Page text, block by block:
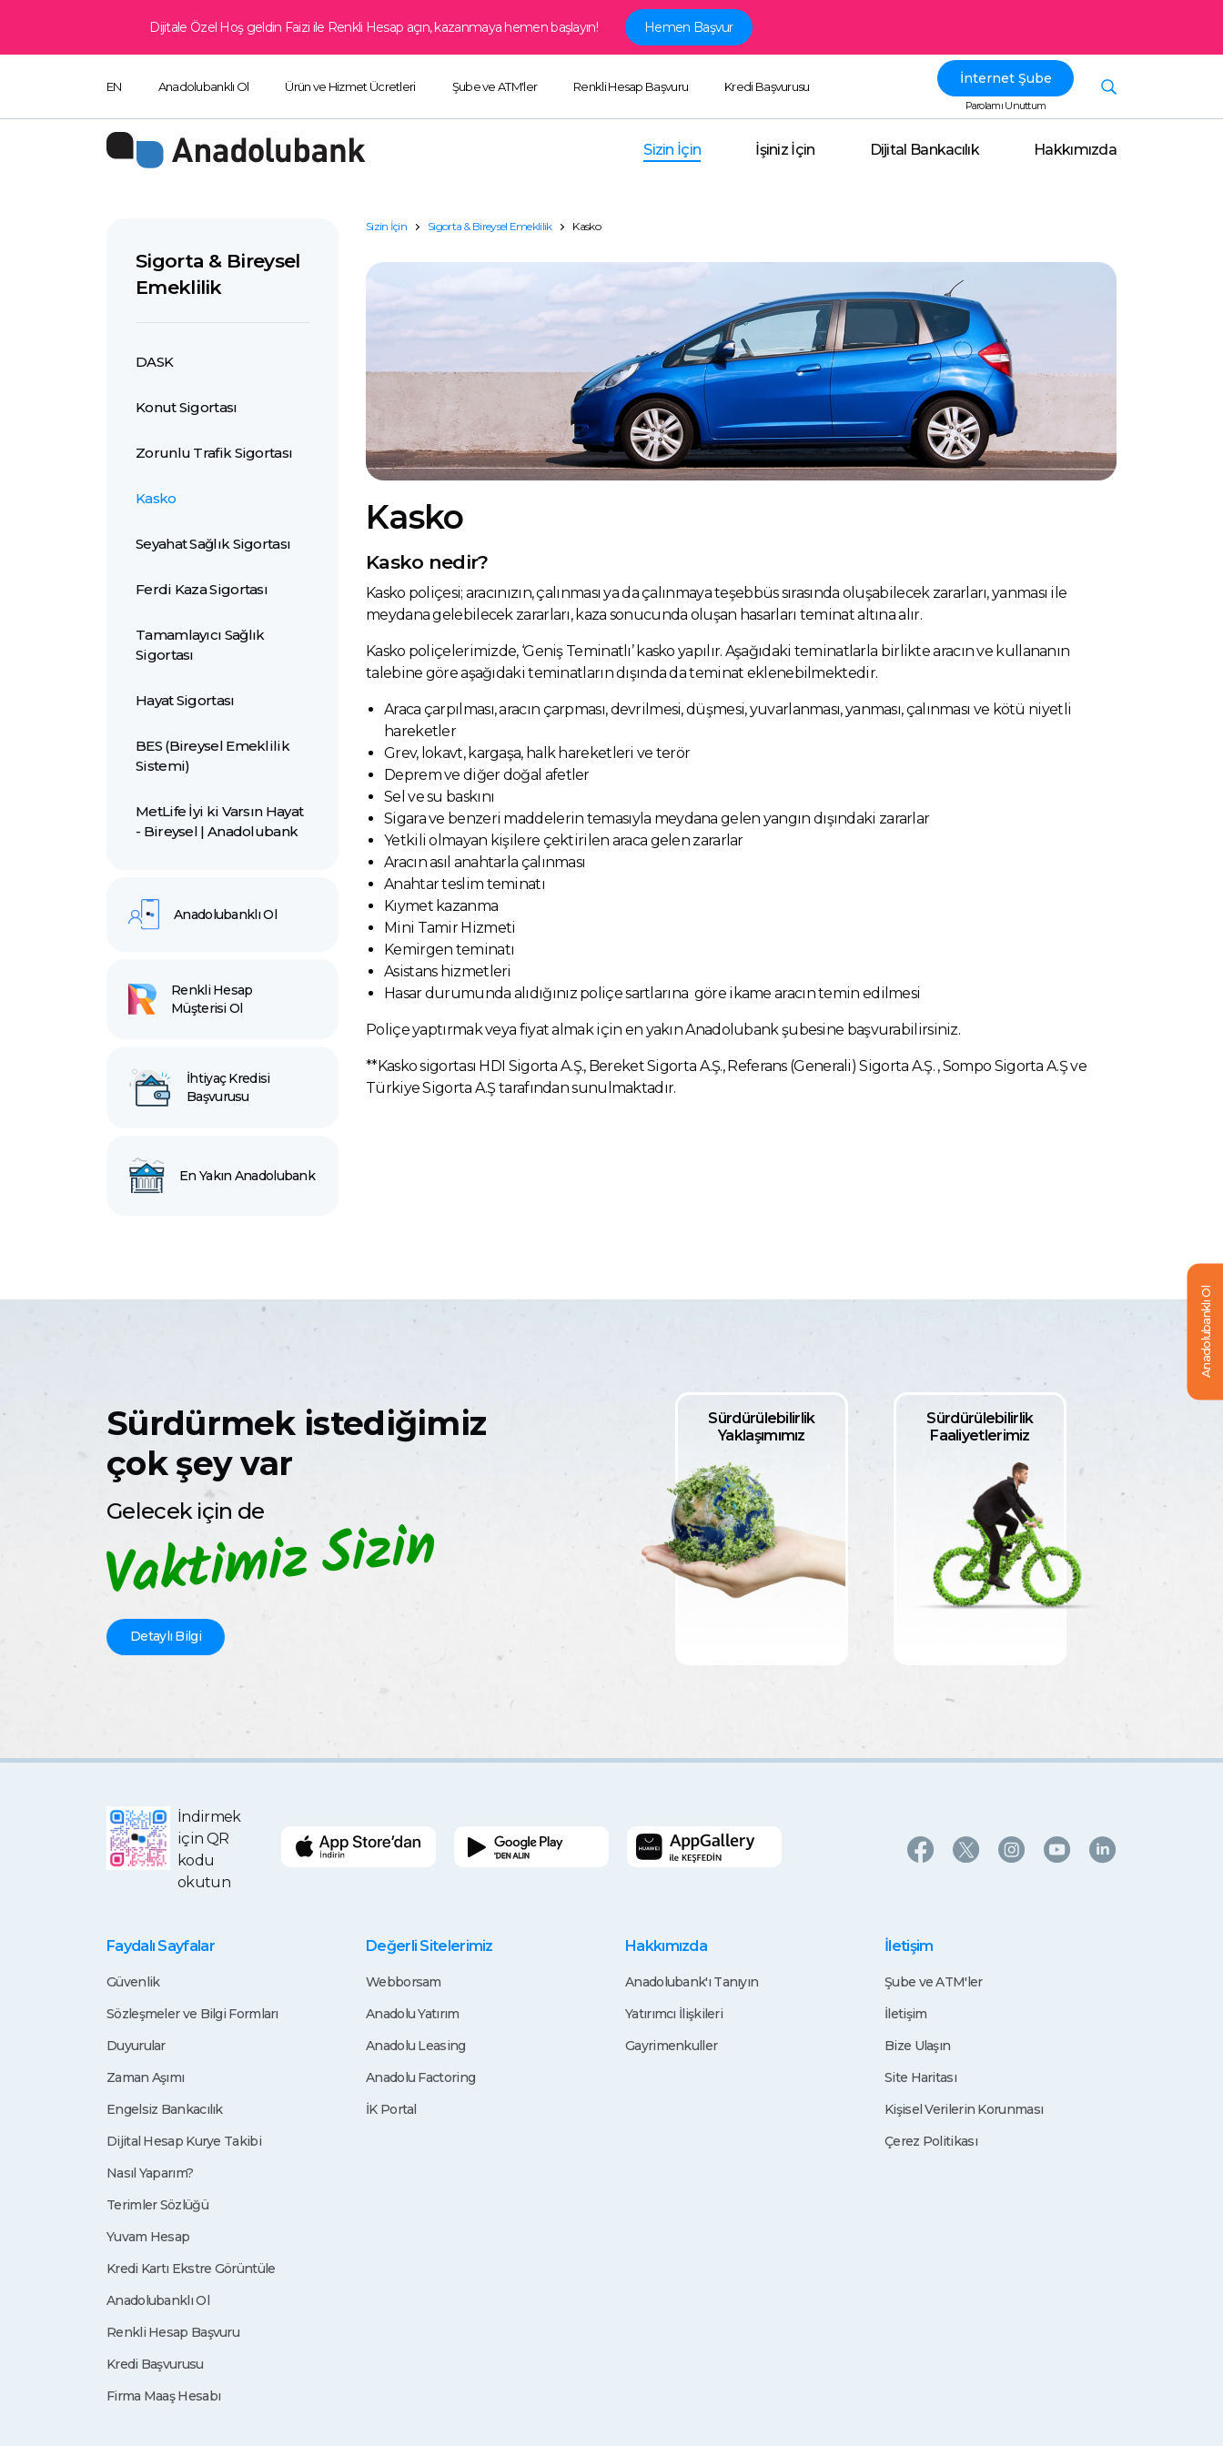
Dijitale Özel Hoş geldin Faizi ile Renkli Hesap açın, kazanmaya hemen başlayın! Hemen Başvur
EN Anadolubanklı Ol Ürün ve Hizmet Ücretleri Şube ve ATM'ler Renkli Hesap Başvuru Kredi Başvurusu
İnternet Şube
Parolamı Unuttum
Sizin İçin İşiniz İçin Dijital Bankacılık Hakkımızda
Sigorta & Bireysel
Emeklilik
DASK
Konut Sigortası
Zorunlu Trafik Sigortası
Kasko
Seyahat Sağlık Sigortası
Ferdi Kaza Sigortası
Tamamlayıcı Sağlık
Sigortası
Hayat Sigortası
BES (Bireysel Emeklilik
Sistemi)
MetLife İyi ki Varsın Hayat
- Bireysel | Anadolubank
Anadolubanklı Ol
Renkli Hesap
Müşterisi Ol
İhtiyaç Kredisi
Başvurusu
En Yakın Anadolubank
Sizin İçin Sigorta & Bireysel Emeklilik Kasko
Kasko
Kasko nedir?
Kasko poliçesi; aracınızın, çalınması ya da çalınmaya teşebbüs sırasında oluşabilecek zararları, yanması ile
meydana gelebilecek zararları, kaza sonucunda oluşan hasarları teminat altına alır.
Kasko poliçelerimizde, ‘Geniş Teminatlı’ kasko yapılır. Aşağıdaki teminatlarla birlikte aracın ve kullananın
talebine göre aşağıdaki teminatların dışında da teminat eklenebilmektedir.
Araca çarpılması, aracın çarpması, devrilmesi, düşmesi, yuvarlanması, yanması, çalınması ve kötü niyetli
hareketler
Grev, lokavt, kargaşa, halk hareketleri ve terör
Deprem ve diğer doğal afetler
Sel ve su baskını
Sigara ve benzeri maddelerin temasıyla meydana gelen yangın dışındaki zararlar
Yetkili olmayan kişilere çektirilen araca gelen zararlar
Aracın asıl anahtarla çalınması
Anahtar teslim teminatı
Kıymet kazanma
Mini Tamir Hizmeti
Kemirgen teminatı
Asistans hizmetleri
Hasar durumunda alıdığınız poliçe sartlarına göre ikame aracın temin edilmesi
Poliçe yaptırmak veya fiyat almak için en yakın Anadolubank şubesine başvurabilirsiniz.
**Kasko sigortası HDI Sigorta A.Ş., Bereket Sigorta A.Ş., Referans (Generali) Sigorta A.Ş. , Sompo Sigorta A.Ş ve
Türkiye Sigorta A.Ş tarafından sunulmaktadır.
Sürdürmek istediğimiz
çok şey var
Gelecek için de
Detaylı Bilgi
Sürdürülebilirlik
Yaklaşımımız
Sürdürülebilirlik
Faaliyetlerimiz
İndirmek
için QR
kodu
okutun
Faydalı Sayfalar
Güvenlik
Sözleşmeler ve Bilgi Formları
Duyurular
Zaman Aşımı
Engelsiz Bankacılık
Dijital Hesap Kurye Takibi
Nasıl Yaparım?
Terimler Sözlüğü
Yuvam Hesap
Kredi Kartı Ekstre Görüntüle
Anadolubanklı Ol
Renkli Hesap Başvuru
Kredi Başvurusu
Firma Maaş Hesabı
Değerli Sitelerimiz
Webborsam
Anadolu Yatırım
Anadolu Leasing
Anadolu Factoring
İK Portal
Hakkımızda
Anadolubank'ı Tanıyın
Yatırımcı İlişkileri
Gayrimenkuller
İletişim
Şube ve ATM'ler
İletişim
Bize Ulaşın
Site Haritası
Kişisel Verilerin Korunması
Çerez Politikası
Anadolubanklı Ol